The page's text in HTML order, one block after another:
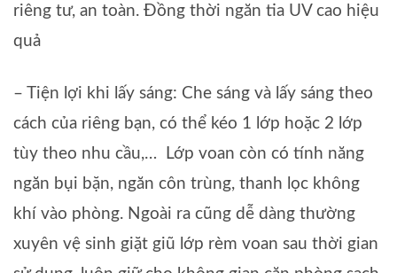
riêng tư, an toàn. Đồng thời ngăn tia UV cao hiệu
quả
– Tiện lợi khi lấy sáng: Che sáng và lấy sáng theo
cách của riêng bạn, có thể kéo 1 lớp hoặc 2 lớp
tùy theo nhu cầu,… Lớp voan còn có tính năng
ngăn bụi bặn, ngăn côn trùng, thanh lọc không
khí vào phòng. Ngoài ra cũng dễ dàng thường
xuyên vệ sinh giặt giũ lớp rèm voan sau thời gian